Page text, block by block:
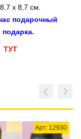
х 8,7 см.
подарочный
ТУТ
Арт: 12930